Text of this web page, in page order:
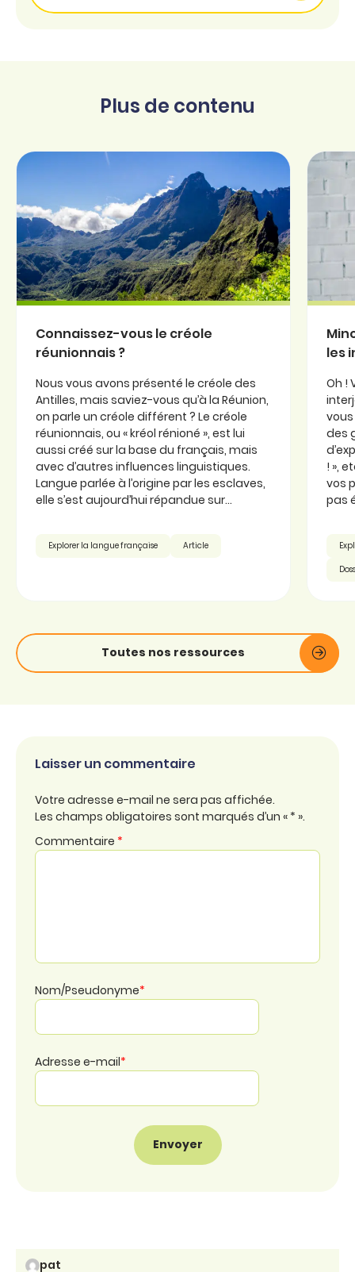
Plus de contenu
Connaissez-vous le créole
réunionnais ?
Nous vous avons présenté le créole des
Antilles, mais saviez-vous qu’à la Réunion,
on parle un créole différent ? Le créole
réunionnais, ou « kréol rénioné », est lui
aussi créé sur la base du français, mais
avec d’autres influences linguistiques.
Langue parlée à l’origine par les esclaves,
elle s’est aujourd’hui répandue sur...
Explorer la langue française Article
les
Oh !
des
! »,
vos
pas
Toutes nos ressources
Laisser un commentaire
Votre adresse e-mail ne sera pas affichée.
Les champs obligatoires sont marqués d’un « * ».
Commentaire *
Nom/Pseudonyme*
Adresse e-mail*
pat